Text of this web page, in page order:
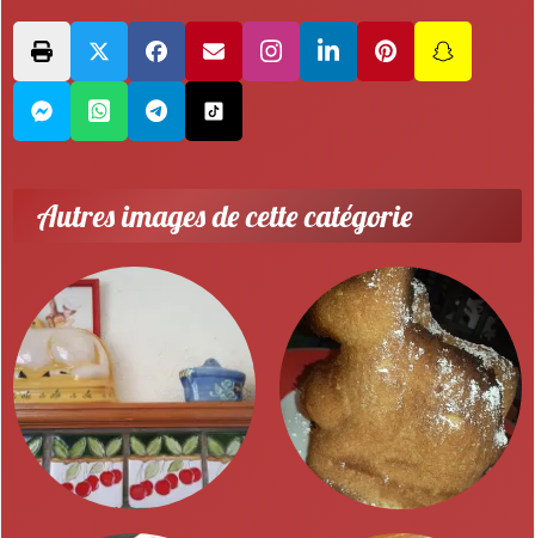
Autres images de cette catégorie